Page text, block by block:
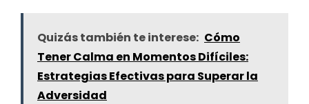
Quizás también te interese: Cómo
Tener Calma en Momentos Difíciles:
Estrategias Efectivas para Superar la
Adversidad